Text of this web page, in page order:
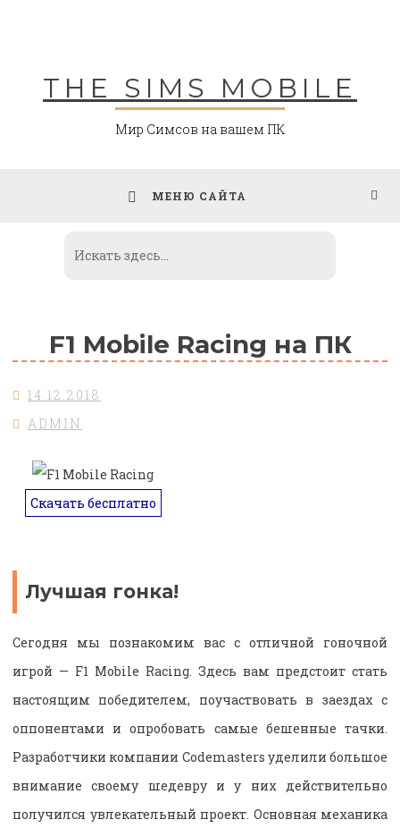
THE SIMS MOBILE
Мир Симсов на вашем ПК
МЕНЮ САЙТА
F1 Mobile Racing на ПК
14.12.2018
ADMIN
Скачать бесплатно
Лучшая гонка!
Сегодня мы познакомим вас с отличной гоночной
игрой — F1 Mobile Racing. Здесь вам предстоит стать
настоящим победителем, поучаствовать в заездах с
оппонентами и опробовать самые бешенные тачки.
Разработчики компании Codemasters уделили большое
внимание своему шедевру и у них действительно
получился увлекательный проект. Основная механика